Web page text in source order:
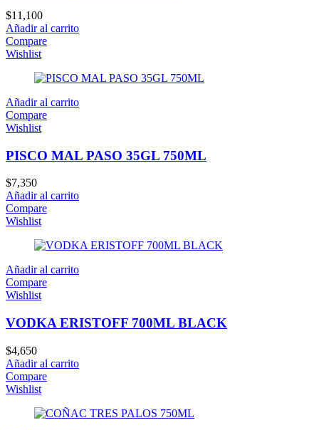
$11,100
Añadir al carrito
Compare
Wishlist
Añadir al carrito
Compare
Wishlist
PISCO MAL PASO 35GL 750ML
$7,350
Añadir al carrito
Compare
Wishlist
Añadir al carrito
Compare
Wishlist
VODKA ERISTOFF 700ML BLACK
$4,650
Añadir al carrito
Compare
Wishlist